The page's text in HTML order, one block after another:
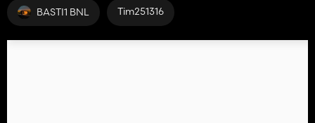
BASTI1 BNL Tim251316